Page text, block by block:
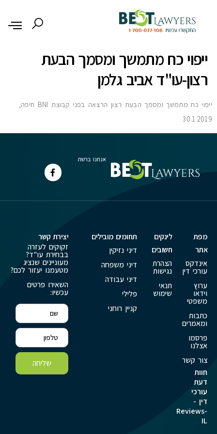
ייפוי כח מתמשך ומסמך הבעת
רצון-עו"ד אביב גלמן
ייפוי כח מתמשך ומסמך הבעת רצון הרצאה בפני קבוצת BNI חיפה,
30.1.2019
אנחנו ברשת
מפת
אתר
אינדקס
עורכי דין
ערוץ
וידאו
משפטי
כתבות
ומאמרים
פרסמו
אצלנו
צור קשר
חוות
דעת
עורכי
דין -
Reviews-
IL
לינקים
חשובים
הצהרת
נגישות
תנאי
שימוש
תחומים מובילים
דיני נזיקין
דיני משפחה
דיני עבודה
פלילי
קניין רוחני
יצירת קשר
זקוקים לעזרה
בבחירת עו"ד?
מעוניינים שנציג
מטעמנו יעזור לכם?
השאירו פרטים
עכשיו:
שליחה